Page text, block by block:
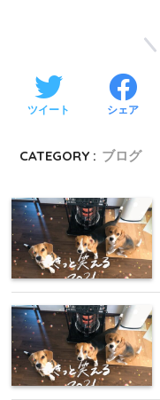
ツイート シェア
CATEGORY : ブログ